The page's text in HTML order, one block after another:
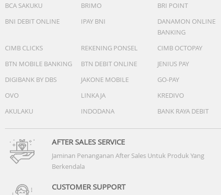
Bluetooth Transmitter Power
Operating Temperature
-10? - 45?
Folded: 236 x 64 x 316 mm (excluding the tripod and the
Quick-Release Plate)
and the Quick-Release Plate)
Weight
Gimbal: Approx. 890 g (1.96 lbs) (including the Quick-
Extended Grip/Tripod: Approx. 140 g (0.3 lbs)
BCA SAKUKU
BRIMO
BRI POINT
BNI DEBIT ONLINE
IPAY BNI
DANAMON ONLINE
BANKING
CIMB CLICKS
REKENING PONSEL
CIMB OCTOPAY
BTN MOBILE BANKING
BTN DEBIT ONLINE
JENIUS PAY
DIGIBANK BY DBS
JAKONE MOBILE
GO-PAY
OVO
LINKAJA
KREDIVO
AKULAKU
INDODANA BANK RAYA DEBIT
AFTER SALES SERVICE
Jaminan Penanganan After Sales Untuk Produk Yang
Berkendala
CUSTOMER SUPPORT